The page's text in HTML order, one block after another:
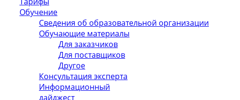
Обучение
Сведения об образовательной организации
Обучающие материалы
Для заказчиков
Для поставщиков
Другое
Консультация эксперта
Информационный
дайджест